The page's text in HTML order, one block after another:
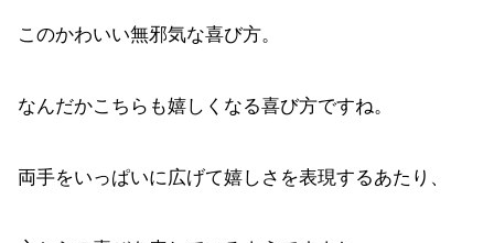
このかわいい無邪気な喜び方。
なんだかこちらも嬉しくなる喜び方ですね。
両手をいっぱいに広げて嬉しさを表現するあたり、